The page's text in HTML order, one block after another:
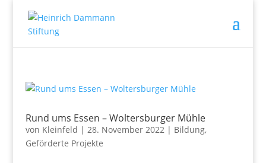
Rund ums Essen – Woltersburger Mühle
von Kleinfeld | 28. November 2022| Bildung,
Geförderte Projekte